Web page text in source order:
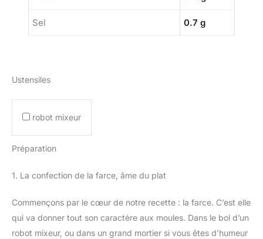
Sel 0.7 g
Ustensiles
robot mixeur
Préparation
1. La confection de la farce, âme du plat
Commençons par le cœur de notre recette : la farce. C’est elle
qui va donner tout son caractère aux moules. Dans le bol d’un
robot mixeur, ou dans un grand mortier si vous êtes d’humeur